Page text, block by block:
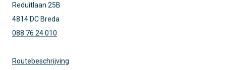
Reduitlaan 25B
4814 DC Breda
088 76 24 010
Routebeschrijving